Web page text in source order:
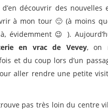
découvrir des nouvelles
à mon tour 🙂 (à moins
évidemment 😉 ).
en vrac de Vevey, on
et du coup lors d’un
aller rendre une petite
pas très loin du centre